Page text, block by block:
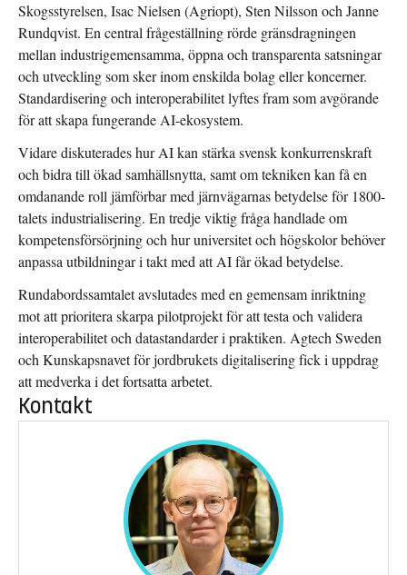
Skogsstyrelsen, Isac Nielsen (Agriopt), Sten Nilsson och Janne
Rundqvist. En central frågeställning rörde gränsdragningen
mellan industrigemensamma, öppna och transparenta satsningar
och utveckling som sker inom enskilda bolag eller koncerner.
Standardisering och interoperabilitet lyftes fram som avgörande
för att skapa fungerande AI-ekosystem.
Vidare diskuterades hur AI kan stärka svensk konkurrenskraft
och bidra till ökad samhällsnytta, samt om tekniken kan få en
omdanande roll jämförbar med järnvägarnas betydelse för 1800-
talets industrialisering. En tredje viktig fråga handlade om
kompetensförsörjning och hur universitet och högskolor behöver
anpassa utbildningar i takt med att AI får ökad betydelse.
Rundabordssamtalet avslutades med en gemensam inriktning
mot att prioritera skarpa pilotprojekt för att testa och validera
interoperabilitet och datastandarder i praktiken. Agtech Sweden
ochKunskapsnavet för jordbrukets digitaliseringfick i uppdrag
att medverka i det fortsatta arbetet.
Kontakt